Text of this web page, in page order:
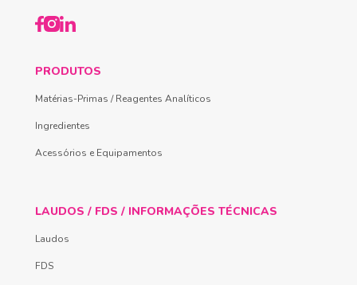
PRODUTOS
Matérias-Primas / Reagentes Analíticos
Ingredientes
Acessórios e Equipamentos
LAUDOS / FDS / INFORMAÇÕES TÉCNICAS
Laudos
FDS